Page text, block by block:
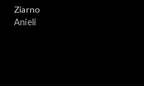
Ziarno
Anieli